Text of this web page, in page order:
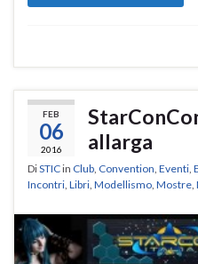
FEB
06
2016
allarga
DiSTICin Club Convention Eventi
Incontri Libri Modellismo Mostre